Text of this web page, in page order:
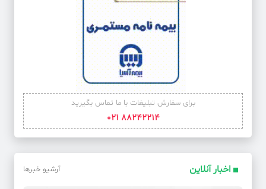
برای سفارش تبلیغات با ما تماس بگیرید
88242214 021
اخبار آنلاین آرشیو خبرها